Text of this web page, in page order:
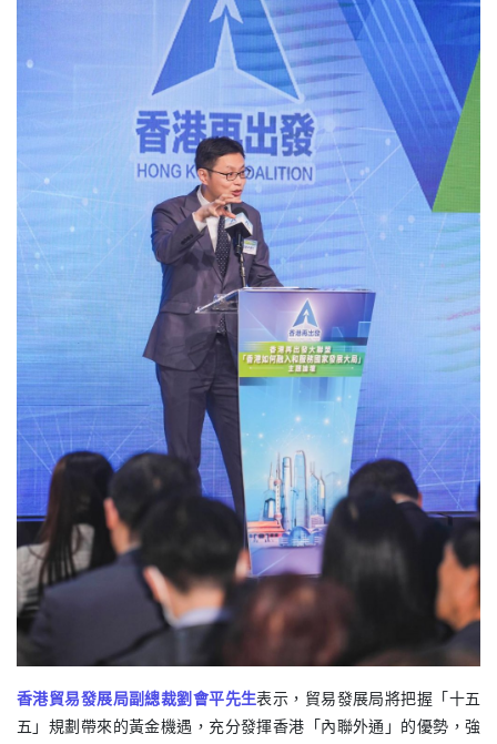
香港貿易發展局副總裁劉會平先生表示，貿易發展局將把握「十五
五」規劃帶來的黃金機遇，充分發揮香港「內聯外通」的優勢，強